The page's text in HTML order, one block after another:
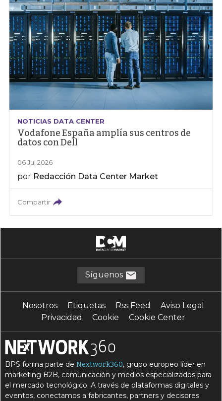
NOTICIAS DATA CENTER
Vodafone España amplía sus centros de
datos con Dell
06 Jul 2026
por Redacción Data Center Market
Compartir
Síguenos
Nosotros Etiquetas Rss Feed
Aviso Legal
Privacidad
Cookie Cookie Center
BPS forma parte deNextwork360, grupo europeo líder en
marketing B2B, comunicación y medios especializados para
el mercado tecnológico. A través de plataformas digitales y
eventos, conectamos a fabricantes, partners y decisores